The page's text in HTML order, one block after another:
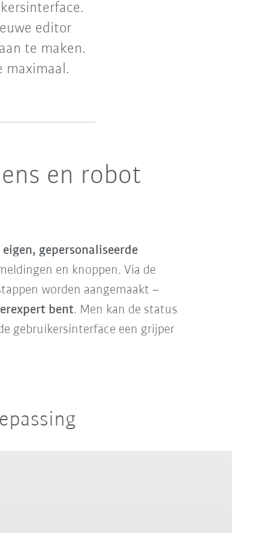
editor
te maken.
maximaal.
en robot
eigen, gepersonaliseerde
en knoppen. Via de
worden aangemaakt –
bent. Men kan de status
gebruikersinterface een grijper